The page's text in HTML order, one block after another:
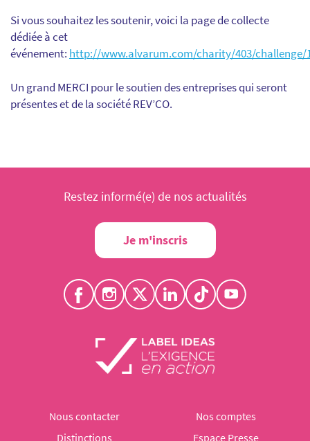
Si vous souhaitez les soutenir, voici la page de collecte
dédiée à cet
événement: http://www.alvarum.com/charity/403/challenge/
Un grand MERCI pour le soutien des entreprises qui seront
présentes et de la société REV’CO.
Restez informé(e) de nos actualités
Je m'inscris
Nous contacter
Nos comptes
Distinctions
Espace Presse